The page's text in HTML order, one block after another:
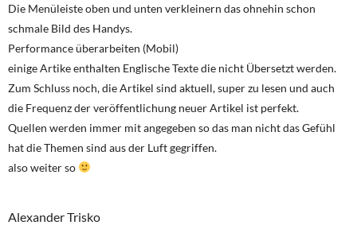
Die Menüleiste oben und unten verkleinern das ohnehin schon
schmale Bild des Handys.
Performance überarbeiten (Mobil)
einige Artike enthalten Englische Texte die nicht Übersetzt werden.
Zum Schluss noch, die Artikel sind aktuell, super zu lesen und auch
die Frequenz der veröffentlichung neuer Artikel ist perfekt.
Quellen werden immer mit angegeben so das man nicht das Gefühl
hat die Themen sind aus der Luft gegriffen.
also weiter so
Alexander Trisko